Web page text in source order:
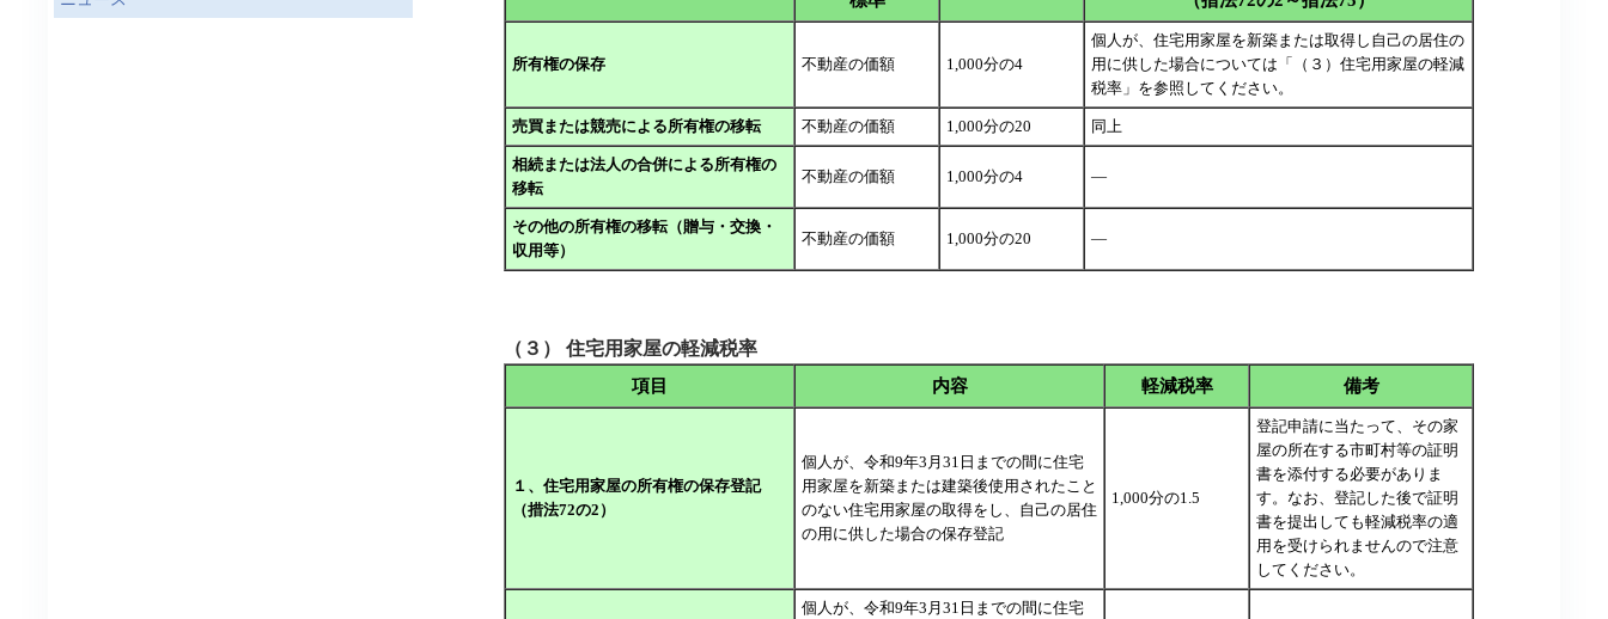
所有権の保存 不動産の価額 1,000分の4
個人が、住宅用家屋を新築または取得し自己の居住の
用に供した場合については「（３）住宅用家屋の軽減
税率」を参照してください。
売買または競売による所有権の移転 不動産の価額 1,000分の20 同上
相続または法人の合併による所有権の
移転
不動産の価額 1,000分の4 ―
その他の所有権の移転（贈与・交換・
収用等）
不動産の価額 1,000分の20 ―
（３） 住宅用家屋の軽減税率
項目 内容 軽減税率 備考
１、住宅用家屋の所有権の保存登記
（措法72の2）
個人が、令和9年3月31日までの間に住宅
用家屋を新築または建築後使用されたこと
のない住宅用家屋の取得をし、自己の居住
の用に供した場合の保存登記
1,000分の1.5
登記申請に当たって、その家
屋の所在する市町村等の証明
書を添付する必要がありま
す。なお、登記した後で証明
書を提出しても軽減税率の適
用を受けられませんので注意
してください。
個人が、令和9年3月31日までの間に住宅